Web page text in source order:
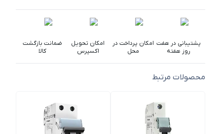
پشتیبانی در هفت
روز هفته
امکان پرداخت در
محل
امکان تحویل
اکسپرس
ضمانت بازگشت
کالا
محصولات مرتبط